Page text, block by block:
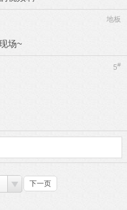
地板
场~
5#
下一页